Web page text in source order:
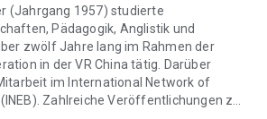
unerfüllter Liebe werden abgelöst von
Verbindungen. Der ungekünstelte Stil
bilderreiche Sprache haben die
und muten auch in unserer Zeit
Verszeilen finden sich bis heute als
Gegenwartssprache.
(Jahrgang 1957) studierte
Pädagogik, Anglistik und
zwölf Jahre lang im Rahmen der
in der VR China tätig. Darüber
im International Network of
Zahlreiche Veröffentlichungen zu